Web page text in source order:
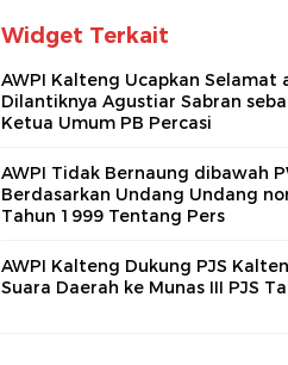
Widget Terkait
AWPI Kalteng Ucapkan Selamat
Dilantiknya Agustiar Sabran
Ketua Umum PB Percasi
AWPI Tidak Bernaung dibawah
Berdasarkan Undang Undang
Tahun 1999 Tentang Pers
AWPI Kalteng Dukung PJS
Suara Daerah ke Munas III PJS